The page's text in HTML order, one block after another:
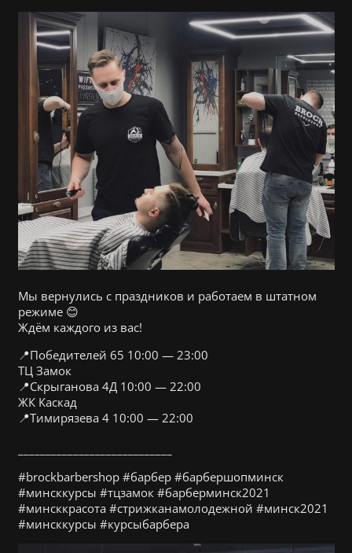
Мы вернулись с праздников и работаем в штатном
режиме 😊
Ждём каждого из вас!
📍Победителей 65 10:00 — 23:00
ТЦ Замок
📍Скрыганова 4Д 10:00 — 22:00
ЖК Каскад
📍Тимирязева 4 10:00 — 22:00
#brockbarbershop #барбер #барбершопминск
#минсккурсы #тцзамок #барберминск2021
#минсккрасота #стрижканамолодежной #минск2021
#минсккурсы #курсыбарбера